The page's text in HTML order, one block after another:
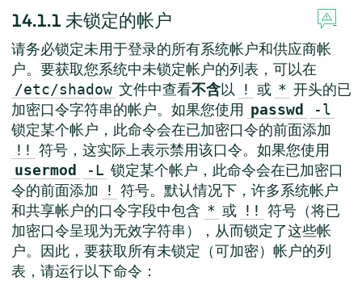
14.1.1 未锁定的帐户
请务必锁定未用于登录的所有系统帐户和供应商帐
户。要获取您系统中未锁定帐户的列表，可以在
/etc/shadow 文件中查看不含以 ! 或 * 开头的已
加密口令字符串的帐户。如果您使用 passwd -l
锁定某个帐户，此命令会在已加密口令的前面添加
!! 符号，这实际上表示禁用该口令。如果您使用
usermod -L 锁定某个帐户，此命令会在已加密口
令的前面添加
! 符号。默认情况下，许多系统帐户
和共享帐户的口令字段中包含 * 或 !! 符号（将已
加密口令呈现为无效字符串），从而锁定了这些帐
户。因此，要获取所有未锁定（可加密）帐户的列
表，请运行以下命令：